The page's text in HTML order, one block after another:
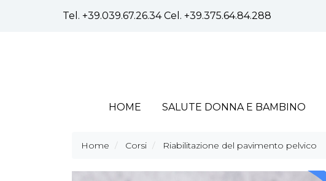
Tel. +39.039.67.26.34Cel. +39.375.64.84.288
HOME SALUTE DONNA E BAMBINO
Home Corsi Riabilitazione del pavimento pelvico